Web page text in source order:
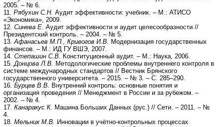
2005. – № 6.
11. Рябухин С.Н. Аудит эффективности: учебник. – М.: АТИСО
«Экономика», 2009.
12. Синева Е. Аудит эффективности и аудит целесообразности //
Президентский контроль. – 2004. – № 5.
13. Афанасьев М.П., Кривогов И.В. Модернизация государственных
финансов. – М.: ИД ГУ ВШЭ, 2007.
14. Степашин С.В. Конституционный аудит. – М.: Наука, 2006.
15. Донцова Л.В. Методологические проблемы внутреннего контроля в
системе международных стандартов // Вестник Брянского
государственного университета. – 2015. – № 3. – С. 285–290.
16. Бурцев В.В. Внутренний контроль: основные понятия и
организация проведения // Менеджмент в России и за рубежом. –
2002. – № 4.
17. Канаракус К. Машина Больших Данных (рус.) // Сети. – 2011. – №
4.
18. Мельник М.В. Инновации в учётно-контрольных процессах